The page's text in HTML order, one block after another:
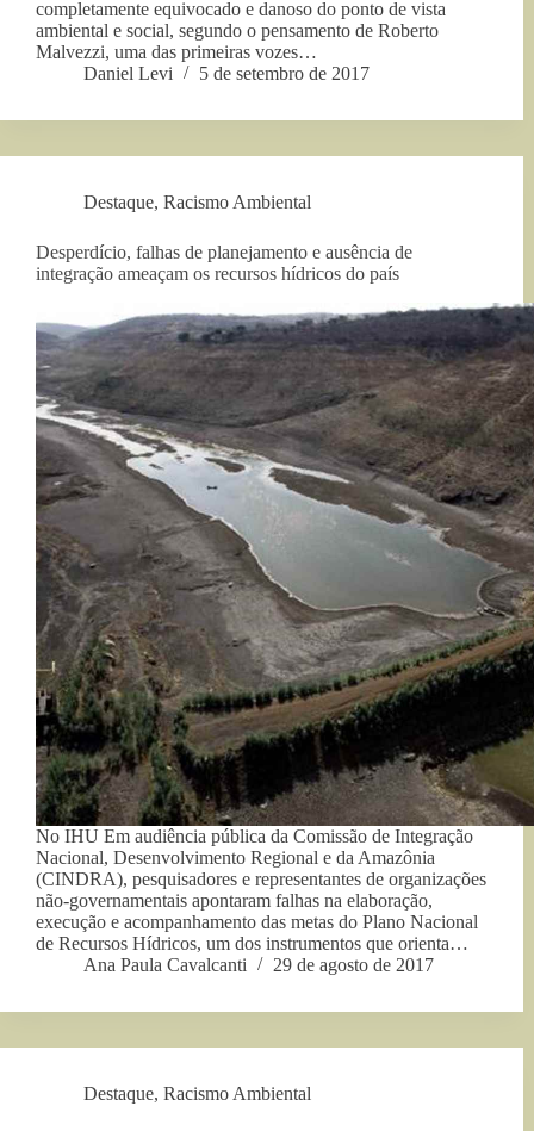
completamente equivocado e danoso do ponto de vista
ambiental e social, segundo o pensamento de Roberto
Malvezzi, uma das primeiras vozes…
Daniel Levi
5 de setembro de 2017
Destaque, Racismo Ambiental
Desperdício, falhas de planejamento e ausência de
integração ameaçam os recursos hídricos do país
No IHU Em audiência pública da Comissão de Integração
Nacional, Desenvolvimento Regional e da Amazônia
(CINDRA), pesquisadores e representantes de organizações
não-governamentais apontaram falhas na elaboração,
execução e acompanhamento das metas do Plano Nacional
de Recursos Hídricos, um dos instrumentos que orienta…
Ana Paula Cavalcanti
29 de agosto de 2017
Destaque, Racismo Ambiental